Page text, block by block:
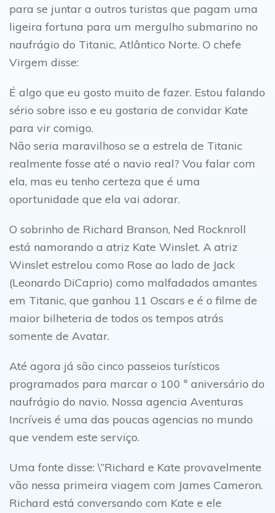
para se juntar a outros turistas que pagam uma
ligeira fortuna para um mergulho submarino no
naufrágio do Titanic, Atlântico Norte. O chefe
Virgem disse:
É algo que eu gosto muito de fazer. Estou falando
sério sobre isso e eu gostaria de convidar Kate
para vir comigo.
Não seria maravilhoso se a estrela de Titanic
realmente fosse até o navio real? Vou falar com
ela, mas eu tenho certeza que é uma
oportunidade que ela vai adorar.
O sobrinho de Richard Branson, Ned Rocknroll
está namorando a atriz Kate Winslet. A atriz
Winslet estrelou como Rose ao lado de Jack
(Leonardo DiCaprio) como malfadados amantes
em Titanic, que ganhou 11 Oscars e é o filme de
maior bilheteria de todos os tempos atrás
somente de Avatar.
Até agora já são cinco passeios turísticos
programados para marcar o 100 º aniversário do
naufrágio do navio. Nossa agencia Aventuras
Incríveis é uma das poucas agencias no mundo
que vendem este serviço.
Uma fonte disse: \”Richard e Kate provavelmente
vão nessa primeira viagem com James Cameron.
Richard está conversando com Kate e ele